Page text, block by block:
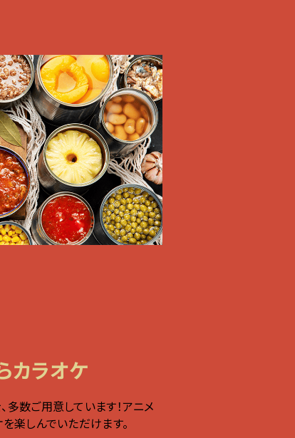
カラオケ
数ご用意しています！アニメ
楽しんでいただけます。